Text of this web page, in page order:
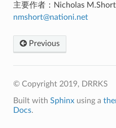
主要作者：Nicholas
nmshort@nationi.net
Previous
© Copyright 2019, DRRKS
Built with Sphinxusing a
Docs.